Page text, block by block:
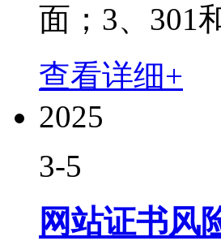
面；3、301
查看详细+
2025
3-5
网站证书风